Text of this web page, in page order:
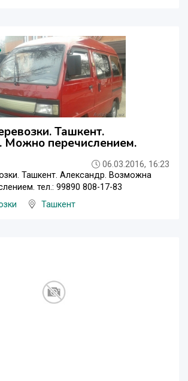
Ташкент.
Можно перечислением.
06.03.2016, 16:23
Ташкент. Александр. Возможна
тел.: 99890 808-17-83
Ташкент